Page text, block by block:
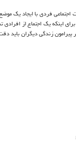
فردی با ایجاد یک
اینکه یک اجتماع از
زندگی دیگران باید